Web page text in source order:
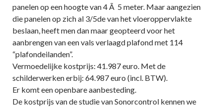
panelen op een hoogte van 4 Ã 5 meter. Maar aangezien
die panelen op zich al 3/5de van het vloeroppervlakte
beslaan, heeft men dan maar geopteerd voor het
aanbrengen van een vals verlaagd plafond met 114
“plafondeilanden”.
Vermoedelijke kostprijs: 41.987 euro. Met de
schilderwerken erbij: 64.987 euro (incl. BTW).
Er komt een openbare aanbesteding.
De kostprijs van de studie van Sonorcontrol kennen we